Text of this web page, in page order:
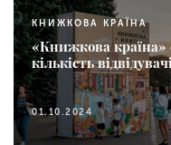
КНИЖКОВА КРАЇНА
«Книжкова країна»
кількість
01.10.2024